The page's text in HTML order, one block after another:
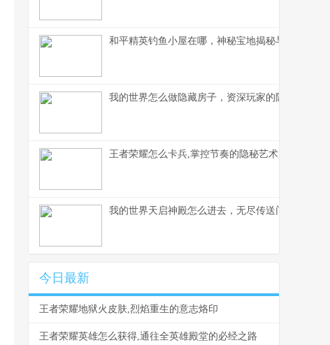
和平精英钓鱼小屋在哪，神秘宝地揭秘与实战攻略
我的世界怎么做隐藏房子，资深玩家的隐匿艺术指
王者荣耀怎么卡兵,掌控节奏的隐秘艺术,副标题,兵
我的世界天启神殿怎么进去，无尽传送门之谜
今日最新
王者荣耀地狱火皮肤,烈焰重生的意志烙印
王者荣耀英雄怎么获得,通往全英雄殿堂的必经之路